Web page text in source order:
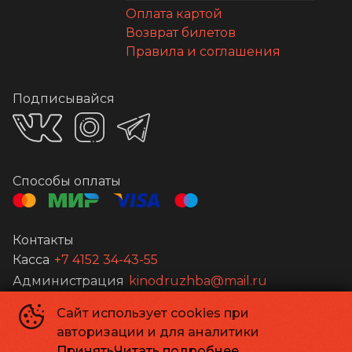
Сайт использует cookies при
авторизации и для аналитики
Оплата картой
Возврат билетов
Правила и соглашения
Подписывайся
Способы оплаты
Контакты
Касса +7 4152 34-43-55
Администрация kinodruzhba@mail.ru
© 2026
Powered byp24.app